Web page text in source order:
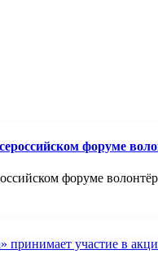
форуме
форуме